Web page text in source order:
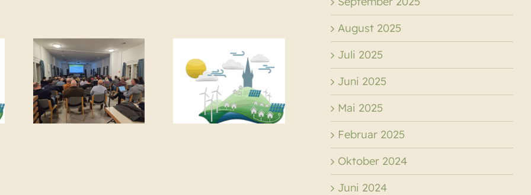
Kommunale
Wärmeplanung
– Nächstes
Treffen am
Neuer
Ortsbeirat
nimmt seine
Arbeit auf
Neuigkeiten
von der
Nahwärmeplanung
Machbarkeitsstudie
August 2025
Juli 2025
Juni 2025
Mai 2025
Februar 2025
Oktober 2024
Juni 2024